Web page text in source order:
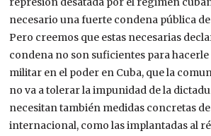
necesario una fuerte condena pública
Pero creemos que estas necesarias
condena no son suficientes para hacerle
militar en el poder en Cuba, que la
no va a tolerar la impunidad de la
necesitan también medidas concretas
internacional, como las implantadas al